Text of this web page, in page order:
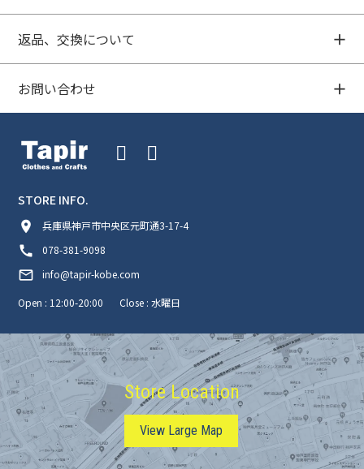
返品、交換について
お問い合わせ
STORE INFO.
room
兵庫県神戸市中央区元町通3-17-4
call 078-381-9098
mail_outline info@tapir-kobe.com
Open : 12:00-20:00 Close : 水曜日
Store Location
View Large Map